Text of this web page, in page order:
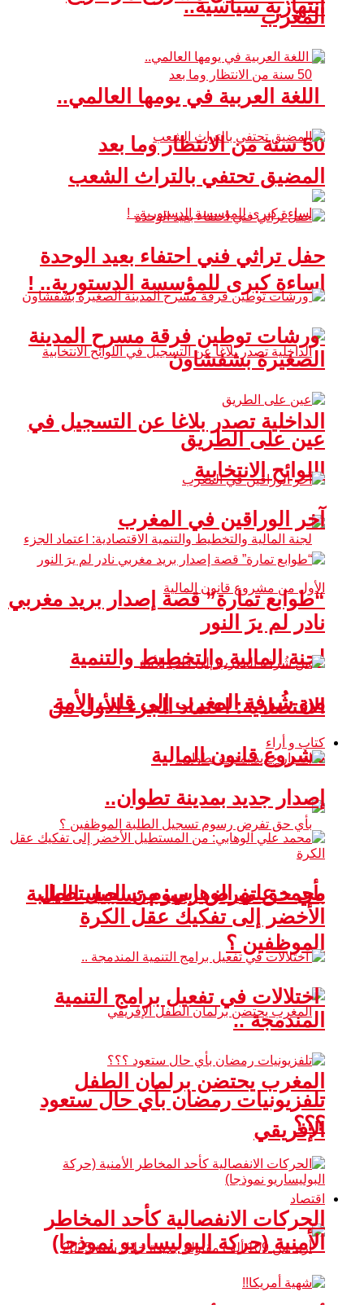
انتهازية سياسية..
50 سنة من الانتظار وما بعد
إساءة كبرى للمؤسسة الدستورية.. !
الداخلية تصدر بلاغا عن التسجيل في
اللوائح الانتخابية
لجنة المالية والتخطيط والتنمية
الاقتصادية: اعتماد الجزء الأول من
مشروع قانون المالية
بأي حق تفرض رسوم تسجيل الطلبة
الموظفين ؟
المغرب يحتضن برلمان الطفل
الإفريقي
اقتصاد
المغرب
اللغة العربية في يومها العالمي..
المضيق تحتفي بالتراث الشعب
حفل تراثي فني احتفاء بعيد الوحدة
ورشات توطين فرقة مسرح المدينة
الصغيرة بشفشاون
عين على الطريق
آخر الوراقين في المغرب
“طوابع تمارة” قصة إصدار بريد مغربي
نادر لم يرَ النور
من شُرفة المغرب إلى قلب الأمة
كتاب و أراء
إصدار جديد بمدينة تطوان..
محمد علي الوهابي: من المستطيل
الأخضر إلى تفكيك عقل الكرة
اختلالات في تفعيل برامج التنمية
المندمجة ..
تلفزيونيات رمضان بأي حال ستعود
؟؟؟
الحركات الانفصالية كأحد المخاطر
الأمنية (حركة البوليساريو نموذجا)